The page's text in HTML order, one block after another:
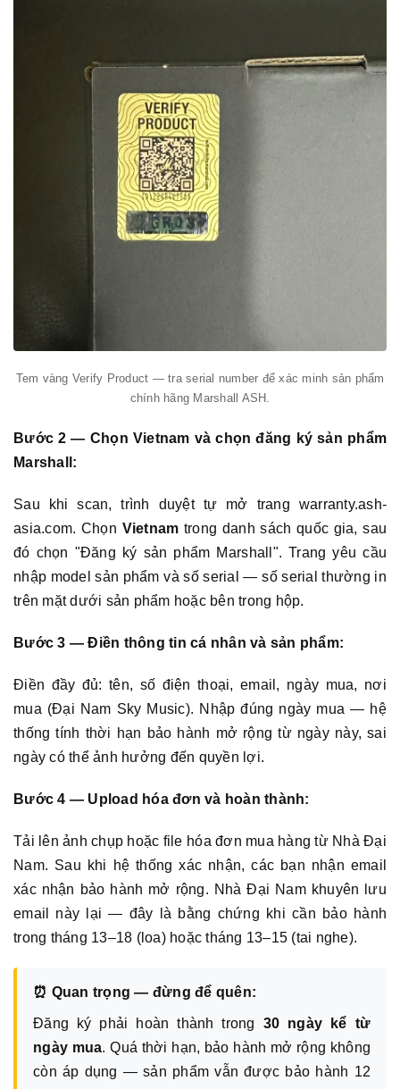
Tem vàng Verify Product — tra serial number để xác minh sản phẩm
chính hãng Marshall ASH.
Bước 2 — Chọn Vietnam và chọn đăng ký sản phẩm
Marshall:
Sau khi scan, trình duyệt tự mở trang warranty.ash-
asia.com. Chọn Vietnam trong danh sách quốc gia, sau
đó chọn "Đăng ký sản phẩm Marshall". Trang yêu cầu
nhập model sản phẩm và số serial — số serial thường in
trên mặt dưới sản phẩm hoặc bên trong hộp.
Bước 3 — Điền thông tin cá nhân và sản phẩm:
Điền đầy đủ: tên, số điện thoại, email, ngày mua, nơi
mua (Đại Nam Sky Music). Nhập đúng ngày mua — hệ
thống tính thời hạn bảo hành mở rộng từ ngày này, sai
ngày có thể ảnh hưởng đến quyền lợi.
Bước 4 — Upload hóa đơn và hoàn thành:
Tải lên ảnh chụp hoặc file hóa đơn mua hàng từ Nhà Đại
Nam. Sau khi hệ thống xác nhận, các bạn nhận email
xác nhận bảo hành mở rộng. Nhà Đại Nam khuyên lưu
email này lại — đây là bằng chứng khi cần bảo hành
trong tháng 13–18 (loa) hoặc tháng 13–15 (tai nghe).
⏰ Quan trọng — đừng để quên:
Đăng ký phải hoàn thành trong 30 ngày kể từ
ngày mua. Quá thời hạn, bảo hành mở rộng không
còn áp dụng — sản phẩm vẫn được bảo hành 12